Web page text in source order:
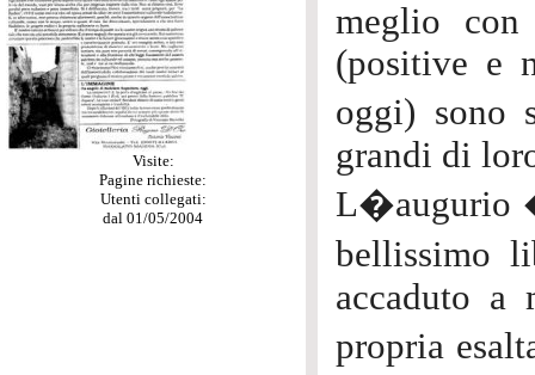
Visite:
Pagine richieste:
Utenti collegati:
dal 01/05/2004
meglio
(positive e
oggi) sono
grandi di
L�augurio
bellissimo
accaduto a
propria